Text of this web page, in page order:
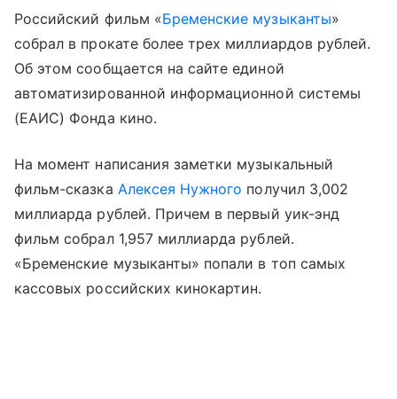
Российский фильм «Бременские музыканты»
собрал в прокате более трех миллиардов рублей.
Об этом сообщается на сайте единой
автоматизированной информационной системы
(ЕАИС) Фонда кино.
На момент написания заметки музыкальный
фильм-сказка Алексея Нужного получил 3,002
миллиарда рублей. Причем в первый уик-энд
фильм собрал 1,957 миллиарда рублей.
«Бременские музыканты» попали в топ самых
кассовых российских кинокартин.